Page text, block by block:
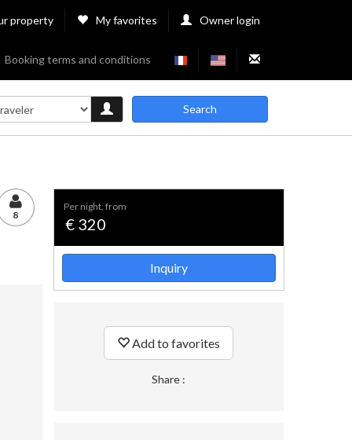
property My favorites Owner login
Booking terms and conditions
Search
8
per night, from
€ 320
Inquiry
Add to favorites
Share :